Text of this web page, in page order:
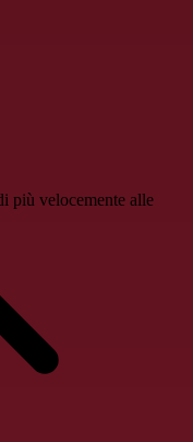
più velocemente alle